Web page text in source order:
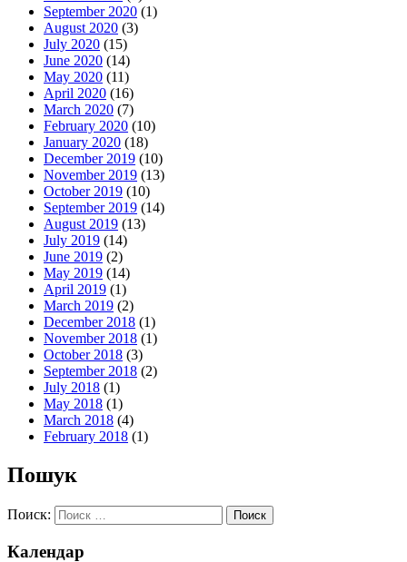
September 2020 (1)
August 2020 (3)
July 2020 (15)
June 2020 (14)
May 2020 (11)
April 2020 (16)
March 2020 (7)
February 2020 (10)
January 2020 (18)
December 2019 (10)
November 2019 (13)
October 2019 (10)
September 2019 (14)
August 2019 (13)
July 2019 (14)
June 2019 (2)
May 2019 (14)
April 2019 (1)
March 2019 (2)
December 2018 (1)
November 2018 (1)
October 2018 (3)
September 2018 (2)
July 2018 (1)
May 2018 (1)
March 2018 (4)
February 2018 (1)
Пошук
Поиск:
Календар